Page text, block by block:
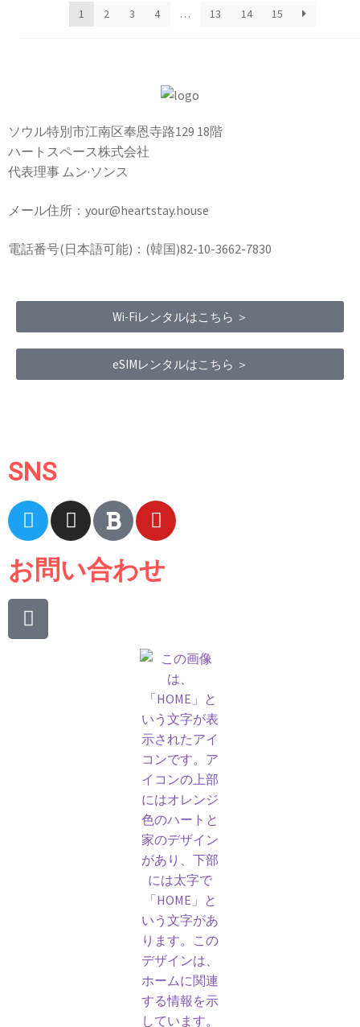
1 2 3 4 … 13 14 15
ソウル特別市江南区奉恩寺路129 18階
ハートスペース株式会社
代表理事 ムン·ソンス
メール住所：your@heartstay.house
電話番号(日本語可能)：(韓国)82-10-3662-7830
Wi-Fiレンタルはこちら ＞
eSIMレンタルはこちら ＞
SNS
お問い合わせ